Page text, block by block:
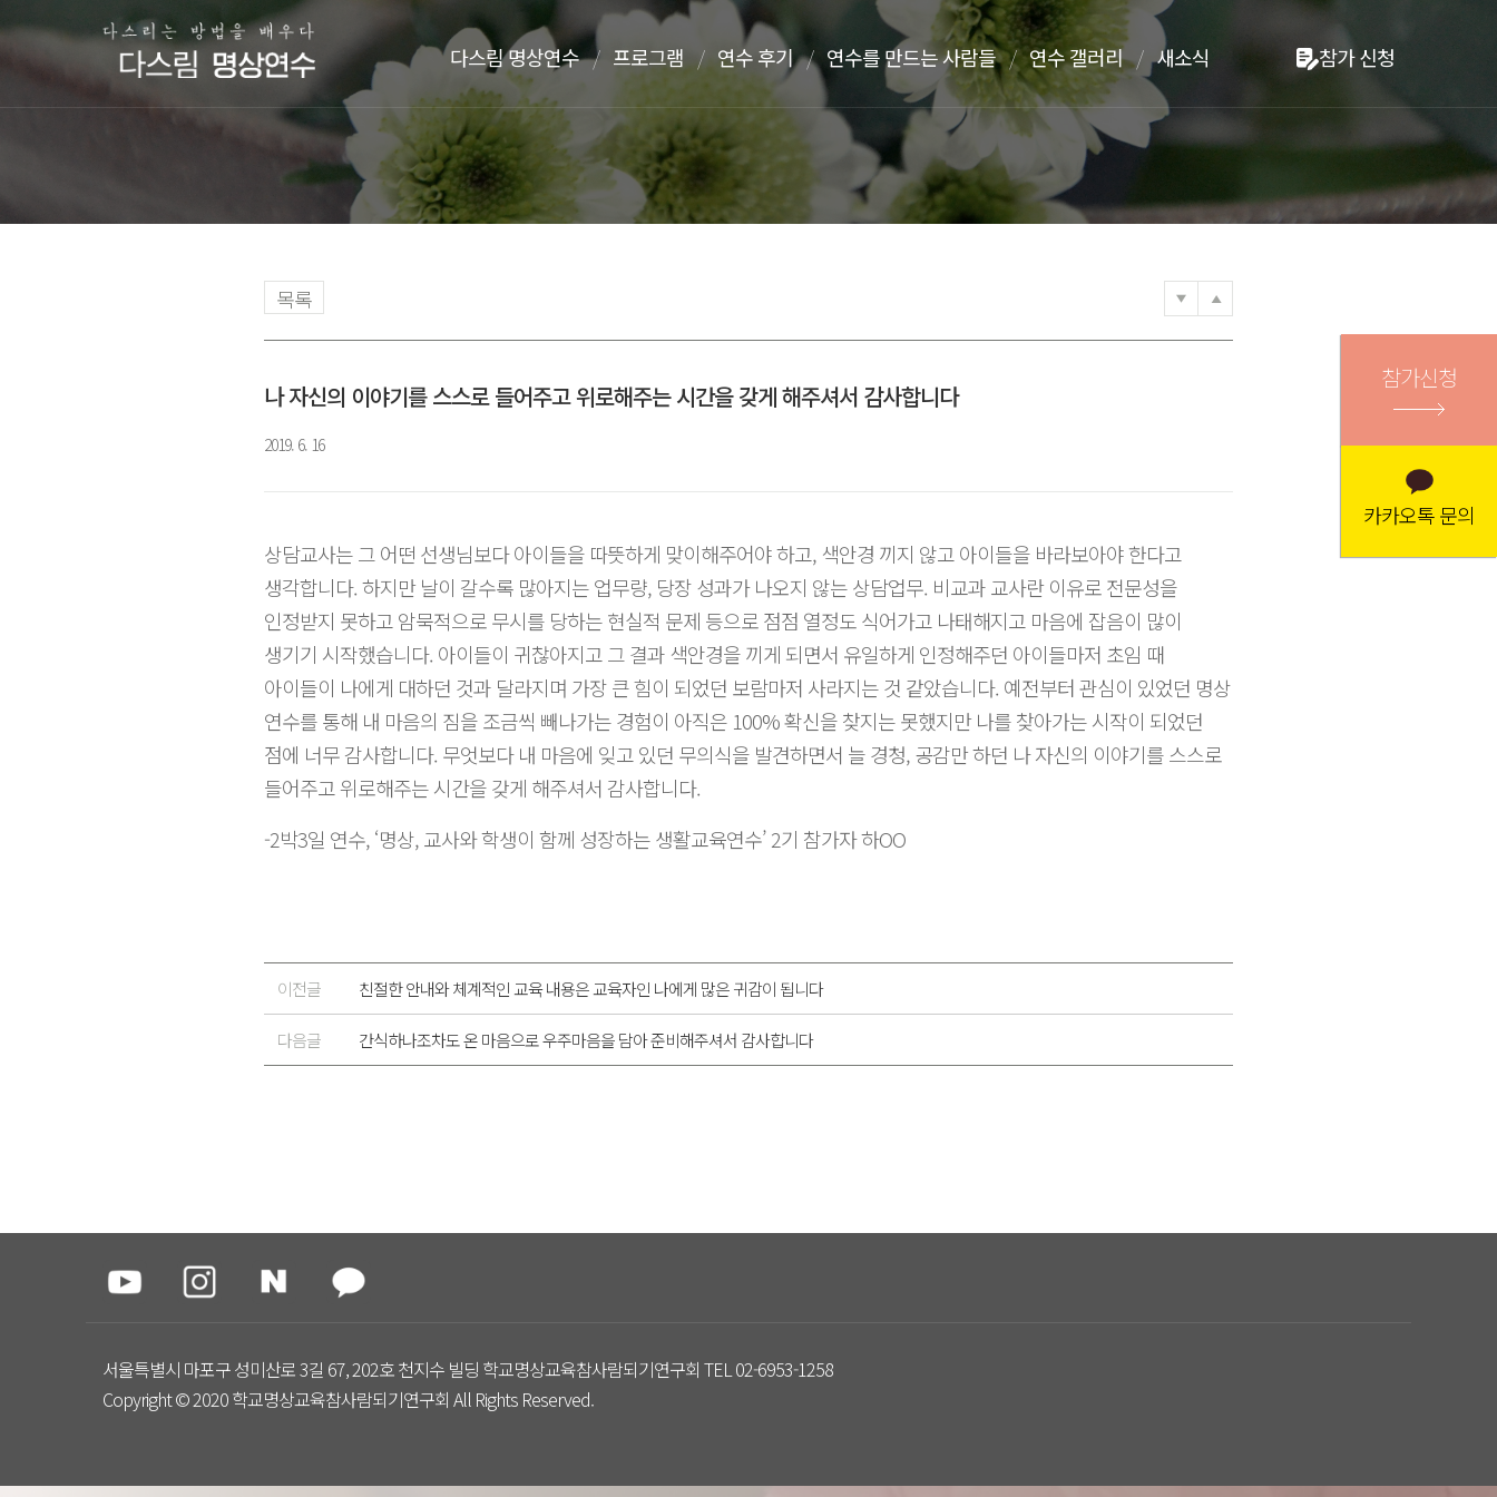
다스림 명상연수 프로그램 연수 후기 연수를 만드는 사람들 연수 갤러리 새소식 참가 신청
목록
나 자신의 이야기를 스스로 들어주고 위로해주는 시간을 갖게 해주셔서 감사합니다
2019. 6. 16
상담교사는 그 어떤 선생님보다 아이들을 따뜻하게 맞이해주어야 하고, 색안경 끼지 않고 아이들을 바라보아야 한다고
생각합니다. 하지만 날이 갈수록 많아지는 업무량, 당장 성과가 나오지 않는 상담업무. 비교과 교사란 이유로 전문성을
인정받지 못하고 암묵적으로 무시를 당하는 현실적 문제 등으로 점점 열정도 식어가고 나태해지고 마음에 잡음이 많이
생기기 시작했습니다. 아이들이 귀찮아지고 그 결과 색안경을 끼게 되면서 유일하게 인정해주던 아이들마저 초임 때
아이들이 나에게 대하던 것과 달라지며 가장 큰 힘이 되었던 보람마저 사라지는 것 같았습니다. 예전부터 관심이 있었던 명상
연수를 통해 내 마음의 짐을 조금씩 빼나가는 경험이 아직은 100% 확신을 찾지는 못했지만 나를 찾아가는 시작이 되었던
점에 너무 감사합니다. 무엇보다 내 마음에 잊고 있던 무의식을 발견하면서 늘 경청, 공감만 하던 나 자신의 이야기를 스스로
들어주고 위로해주는 시간을 갖게 해주셔서 감사합니다.
-2박3일 연수, ‘명상, 교사와 학생이 함께 성장하는 생활교육연수’ 2기 참가자 하OO
이전글 친절한 안내와 체계적인 교육 내용은 교육자인 나에게 많은 귀감이 됩니다
다음글 간식하나조차도 온 마음으로 우주마음을 담아 준비해주셔서 감사합니다
참가신청
카카오톡 문의
서울특별시 마포구 성미산로 3길 67, 202호 천지수 빌딩 학교명상교육참사람되기연구회 TEL 02-6953-1258
Copyright © 2020 학교명상교육참사람되기연구회 All Rights Reserved.